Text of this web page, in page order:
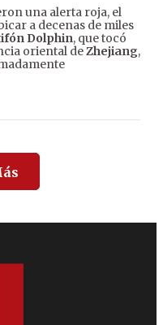
una alerta roja, el
a decenas de miles
ifón Dolphin, que tocó
oriental deZhejiang,